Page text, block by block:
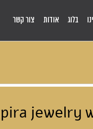
בלוג אודות צור קשר
jewelry